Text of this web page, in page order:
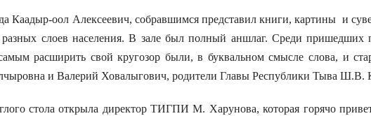
Каадыр-оол Алексеевич, собравшимся представил книги, картины и
слоев населения. В зале был полный аншлаг. Среди
расширить свой кругозор были, в буквальном смысле слова, и
и Валерий Ховалыгович, родители Главы Республики Тыва Ш.В.
стола открыла директор ТИГПИ М. Харунова, которая горячо